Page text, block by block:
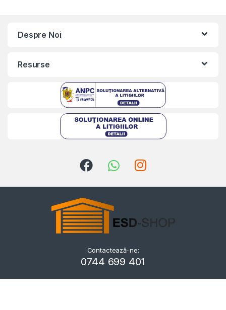
Despre Noi
Resurse
Kriszta
Typically replies within a day
Contactează-ne:
0744 699 401